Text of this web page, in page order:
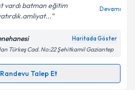
işlenmesine ilişkin
Aydınlatma
ve kişisel verilerimin belirtilen
kabul ediyorum.
vardı batman eğitim
Devamı
Haritada Göster
Türkeş Cad. No:22 Şehitkamil Gaziantep
Randevu Talep Et
Talebi